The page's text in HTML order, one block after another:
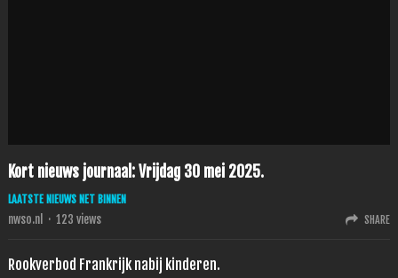
Kort nieuws journaal: Vrijdag 30 mei 2025.
LAATSTE NIEUWS NET BINNEN
nwso.nl · 123 views SHARE
Rookverbod Frankrijk nabij kinderen.